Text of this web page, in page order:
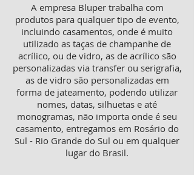
A empresa Bluper trabalha com
produtos para qualquer tipo de evento,
incluindo casamentos, onde é muito
utilizado as taças de champanhe de
acrílico, ou de vidro, as de acrílico são
personalizadas via transfer ou serigrafia,
as de vidro são personalizadas em
forma de jateamento, podendo utilizar
nomes, datas, silhuetas e até
monogramas, não importa onde é seu
casamento, entregamos em Rosário do
Sul - Rio Grande do Sul ou em qualquer
lugar do Brasil.